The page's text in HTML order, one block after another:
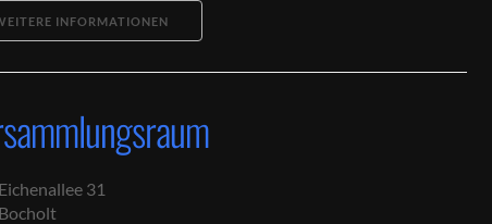
INFORMATIONEN
31